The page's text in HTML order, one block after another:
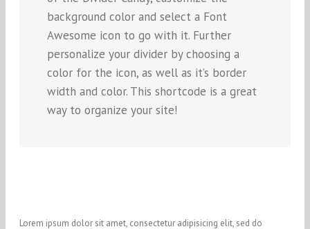
background color and select a Font
Awesome icon to go with it. Further
personalize your divider by choosing a
color for the icon, as well as it’s border
width and color. This shortcode is a great
way to organize your site!
Lorem ipsum dolor sit amet, consectetur adipisicing elit, sed do